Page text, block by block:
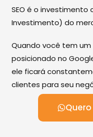
SEO é o investimento
Investimento) do
Quando você tem um
posicionado no
ele ficará
clientes para seu